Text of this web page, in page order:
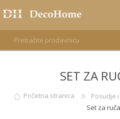
REGISTRUJTE SE
PRIJAVA
SET ZA
Početna stranica Posudje
Set za